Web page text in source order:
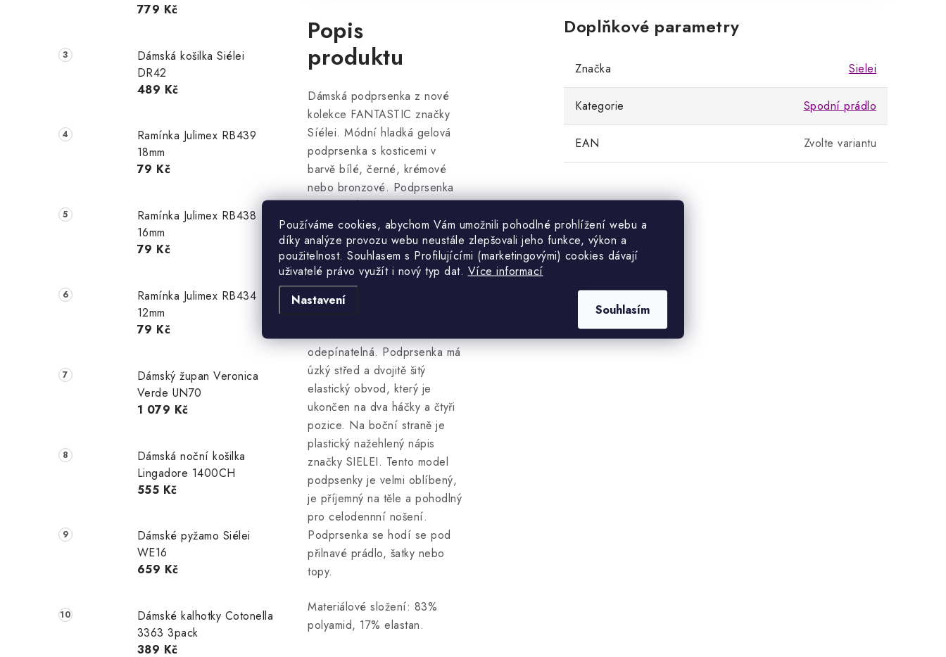
Používáme cookies, abychom Vám umožnili pohodlné prohlížení webu a
díky analýze provozu webu neustále zlepšovali jeho funkce, výkon a
použitelnost. Souhlasem s Profilujícími (marketingovými) cookies dávají
uživatelé právo využít i nový typ dat. Více informací
Nastavení
Souhlasím
779 Kč
Dámská košilka Siélei
DR42
489 Kč
Ramínka Julimex RB439
18mm
79 Kč
Ramínka Julimex RB438
16mm
79 Kč
Ramínka Julimex RB434
12mm
79 Kč
Dámský župan Veronica
Verde UN70
1 079 Kč
Dámská noční košilka
Lingadore 1400CH
555 Kč
Dámské pyžamo Siélei
WE16
659 Kč
Dámské kalhotky Cotonella
3363 3pack
389 Kč
Popis
produktu
Dámská podprsenka z nové
kolekce FANTASTIC značky
Síélei. Módní hladká gelová
podprsenka s kosticemi v
barvě bílé, černé, krémové
nebo bronzové. Podprsenka
má zcela hladké a jemné
košíčky, které jsou ve vnitřní
části formovány pro Push - Up
efekt gelovou výplní, přičemž
Vám zvětší Vaše poprsí a
vytvuruje krásný dokolt. Úzká
odepínatelná. Podprsenka má
úzký střed a dvojitě šitý
elastický obvod, který je
ukončen na dva háčky a čtyři
pozice. Na boční straně je
plastický nažehlený nápis
značky SIELEI. Tento model
podpsenky je velmi oblíbený,
je příjemný na těle a pohodlný
pro celodennní nošení.
Podprsenka se hodí se pod
přilnavé prádlo, šatky nebo
topy.
Materiálové složení: 83%
polyamid, 17% elastan.
Doplňkové parametry
Značka Sielei
Kategorie Spodní prádlo
EAN Zvolte variantu